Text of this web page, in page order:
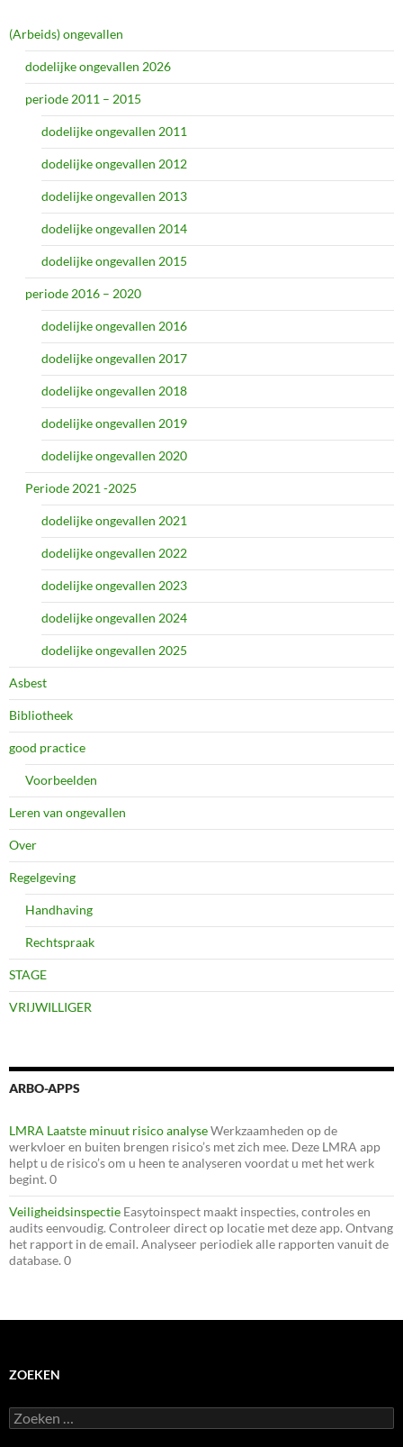
(Arbeids) ongevallen
dodelijke ongevallen 2026
periode 2011 – 2015
dodelijke ongevallen 2011
dodelijke ongevallen 2012
dodelijke ongevallen 2013
dodelijke ongevallen 2014
dodelijke ongevallen 2015
periode 2016 – 2020
dodelijke ongevallen 2016
dodelijke ongevallen 2017
dodelijke ongevallen 2018
dodelijke ongevallen 2019
dodelijke ongevallen 2020
Periode 2021 -2025
dodelijke ongevallen 2021
dodelijke ongevallen 2022
dodelijke ongevallen 2023
dodelijke ongevallen 2024
dodelijke ongevallen 2025
Asbest
Bibliotheek
good practice
Voorbeelden
Leren van ongevallen
Over
Regelgeving
Handhaving
Rechtspraak
STAGE
VRIJWILLIGER
ARBO-APPS
LMRA Laatste minuut risico analyseWerkzaamheden op de
werkvloer en buiten brengen risico’s met zich mee. Deze LMRA app
helpt u de risico’s om u heen te analyseren voordat u met het werk
begint. 0
Veiligheidsinspectie Easytoinspect maakt inspecties, controles en
audits eenvoudig. Controleer direct op locatie met deze app. Ontvang
het rapport in de email. Analyseer periodiek alle rapporten vanuit de
database. 0
ZOEKEN
Zoeken
naar: